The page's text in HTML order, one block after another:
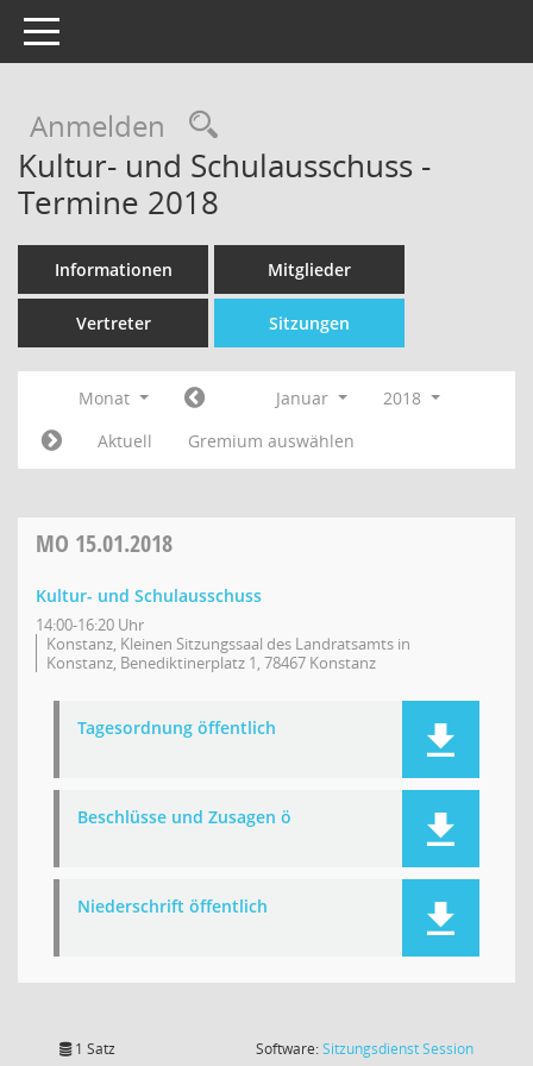
Toggle navigation
Anmelden Rechercheauswahl
Kultur- und Schulausschuss -
Termine 2018
Informationen Mitglieder
Vertreter Sitzungen
Monat Januar
2018
Aktuell
Gremium auswählen
MO 15.01.2018
Kultur- und Schulausschuss
14:00-16:20 Uhr
Konstanz, Kleinen Sitzungssaal des Landratsamts in
Konstanz, Benediktinerplatz 1, 78467 Konstanz
Tagesordnung öffentlich
Beschlüsse und Zusagen ö
Niederschrift öffentlich
1 Satz Software:SitzungsdienstSession(Wird in